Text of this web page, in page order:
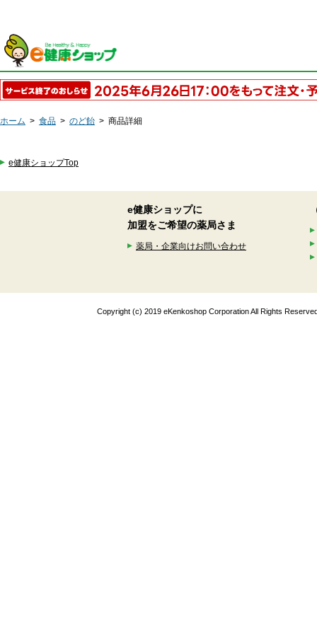
ホーム > 食品 > のど飴 > 商品詳細
e健康ショップTop
e健康ショップに
加盟をご希望の薬局さま
薬局・企業向けお問い合わせ
Copyright (c) 2019 eKenkoshop Corporation All Rights